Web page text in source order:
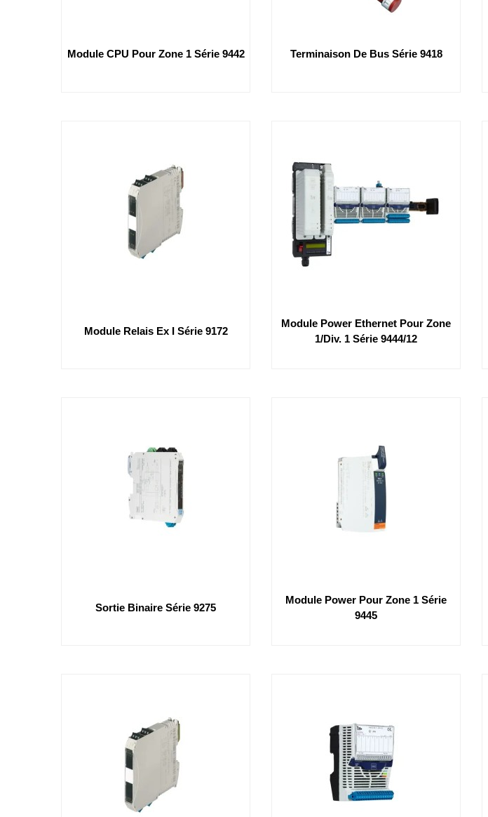
Module CPU Pour Zone 1 Série 9442 Terminaison De Bus Série 9418
Module Relais Ex I Série 9172
Module Power Ethernet Pour Zone
1/div. 1 Série 9444/12
Sortie Binaire Série 9275
Module Power Pour Zone 1 Série
9445